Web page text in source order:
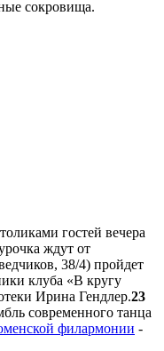
сокровища.
гостей вечера
ждут от
38/4) пройдет
клуба «В кругу
Ирина Гендлер.23
современного танца
филармонии -